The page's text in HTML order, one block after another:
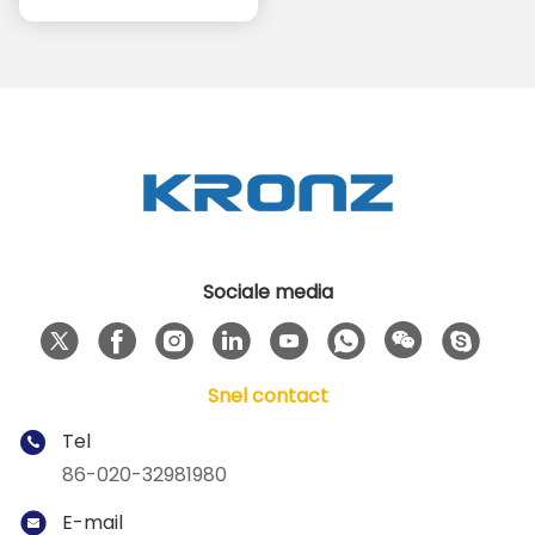
Sociale media
Snel contact
Tel
86-020-32981980
E-mail